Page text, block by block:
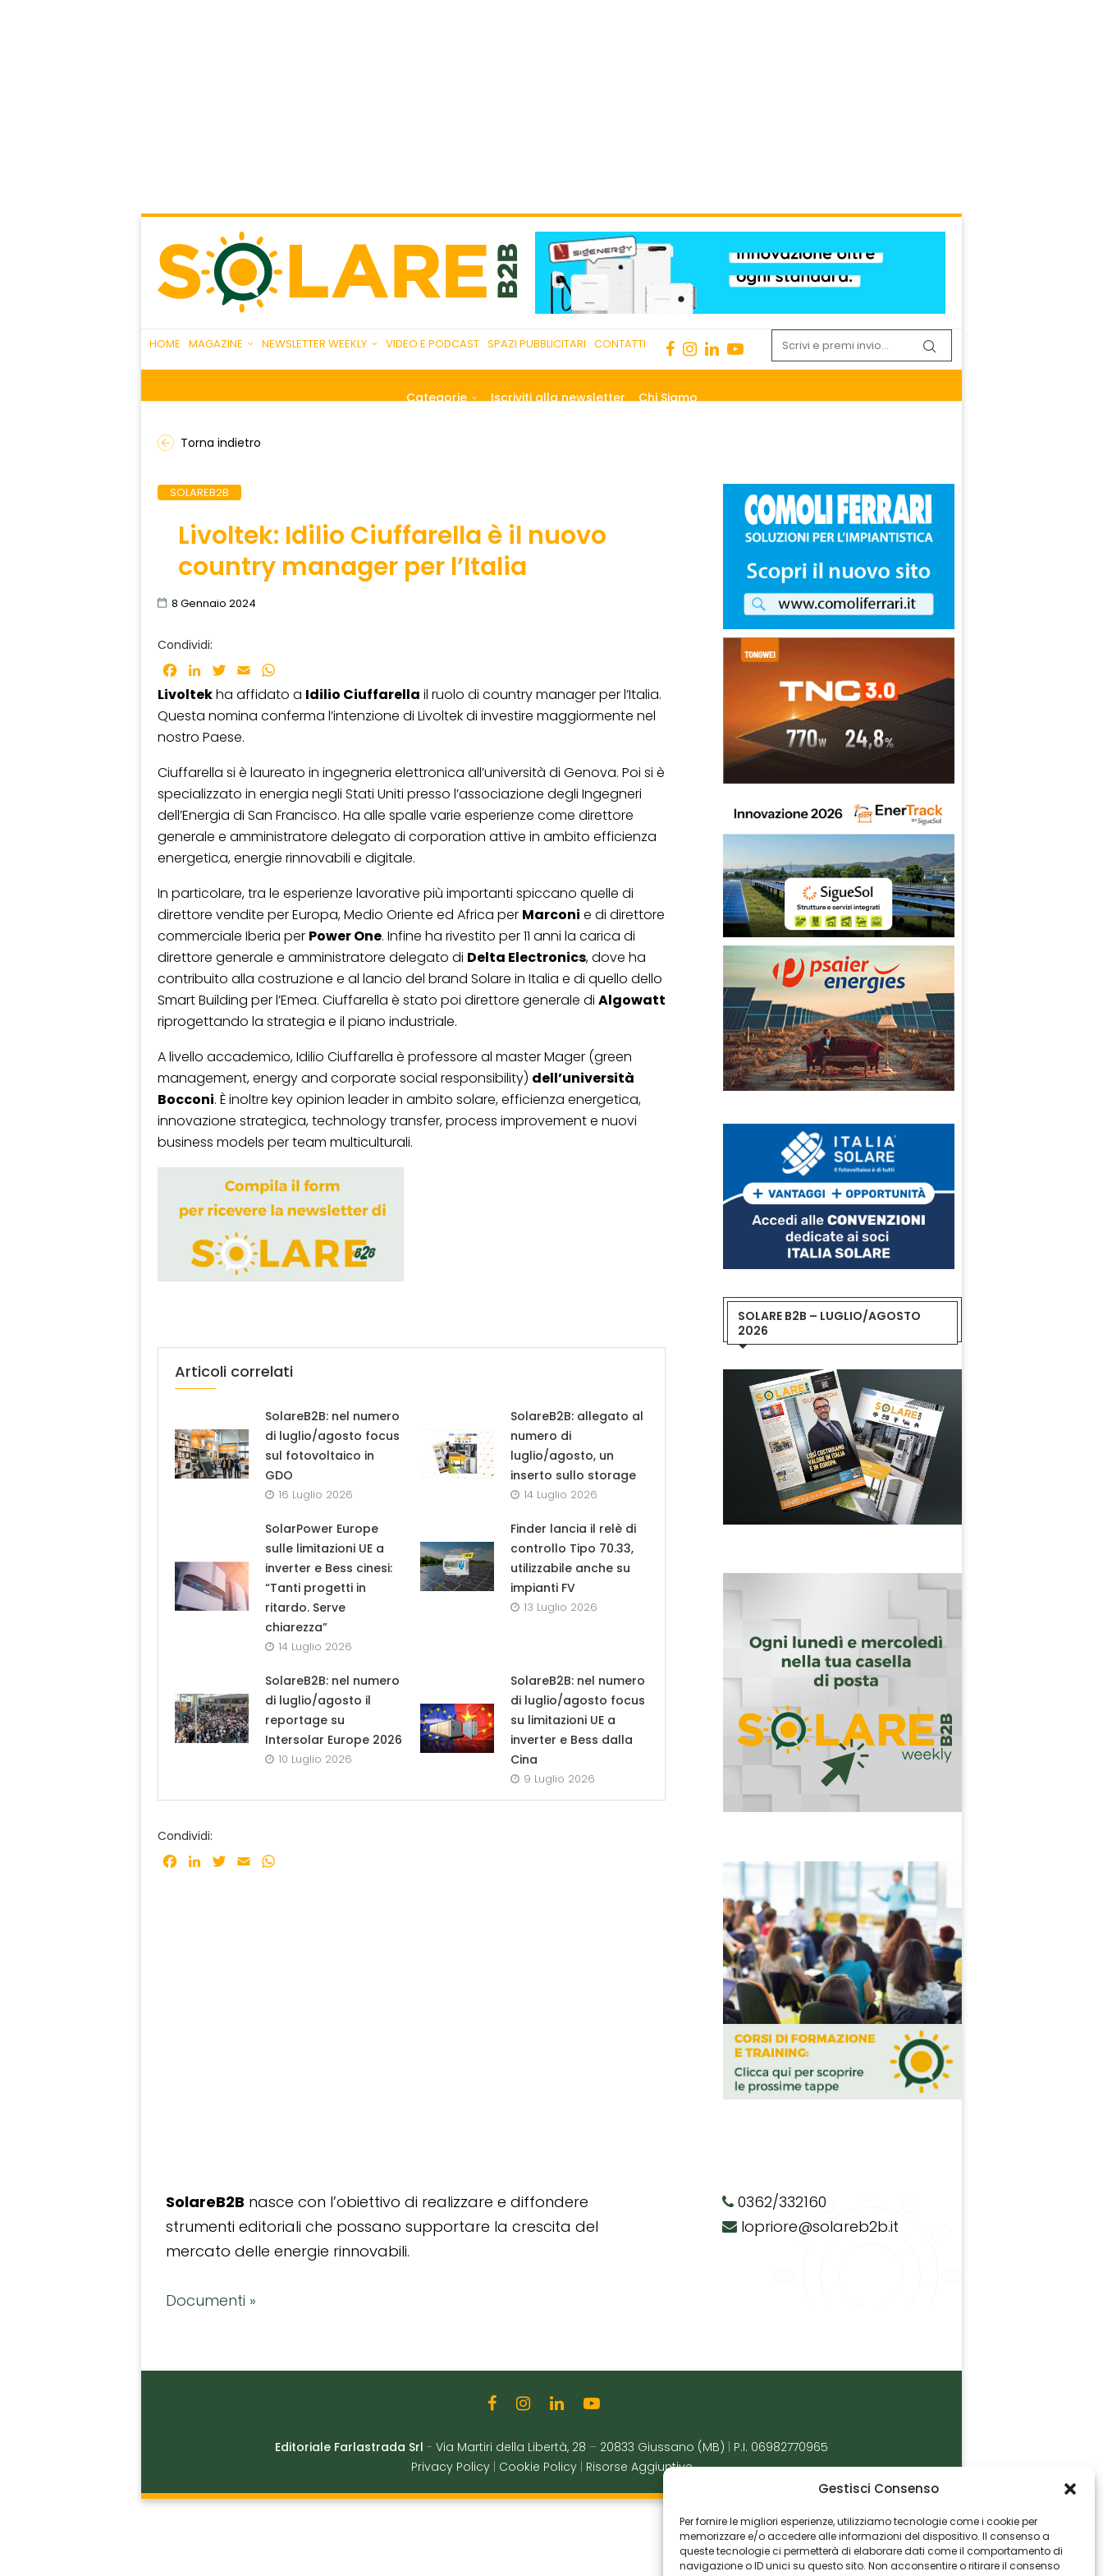
Gestisci Consenso
Per fornire le migliori esperienze, utilizziamo tecnologie come i cookie per
memorizzare e/o accedere alle informazioni del dispositivo. Il consenso a
queste tecnologie ci permetterà di elaborare dati come il comportamento di
navigazione o ID unici su questo sito. Non acconsentire o ritirare il consenso
HOME MAGAZINE NEWSLETTER WEEKLY VIDEO E PODCAST SPAZI PUBBLICITARI CONTATTI
Categorie Iscriviti alla newsletter Chi Siamo
Torna indietro
SOLAREB2B
Livoltek: Idilio Ciuffarella è il nuovo
country manager per l’Italia
8 Gennaio 2024
Condividi:
Facebook
LinkedInTwitter
Email
Livoltekha affidato a Idilio Ciuffarella il ruolo di country manager per l’Italia.
Questa nomina conferma l’intenzione di Livoltek di investire maggiormente nel
nostro Paese.
Ciuffarella si è laureato in ingegneria elettronica all’università di Genova. Poi si è
specializzato in energia negli Stati Uniti presso l’associazione degli Ingegneri
dell’Energia di San Francisco. Ha alle spalle varie esperienze come direttore
generale e amministratore delegato di corporation attive in ambito efficienza
energetica, energie rinnovabili e digitale.
In particolare, tra le esperienze lavorative più importanti spiccano quelle di
direttore vendite per Europa, Medio Oriente ed Africa per Marconi e di direttore
commerciale Iberia per Power One. Infine ha rivestito per 11 anni la carica di
direttore generale e amministratore delegato di Delta Electronics, dove ha
contribuito alla costruzione e al lancio del brand Solare in Italia e di quello dello
Smart Building per l’Emea. Ciuffarella è stato poi direttore generale di Algowatt
riprogettando la strategia e il piano industriale.
A livello accademico, Idilio Ciuffarella è professore al master Mager (green
management, energy and corporate social responsibility) dell’università
Bocconi. È inoltre key opinion leader in ambito solare, efficienza energetica,
innovazione strategica, technology transfer, process improvement e nuovi
business models per team multiculturali.
Articoli correlati
SolareB2B: nel numero
di luglio/agosto focus
sul fotovoltaico in
GDO
16 Luglio 2026
SolareB2B: allegato al
numero di
luglio/agosto, un
inserto sullo storage
14 Luglio 2026
SolarPower Europe
sulle limitazioni UE a
inverter e Bess cinesi:
“Tanti progetti in
ritardo. Serve
chiarezza”
14 Luglio 2026
Finder lancia il relè di
controllo Tipo 70.33,
utilizzabile anche su
impianti FV
13 Luglio 2026
SolareB2B: nel numero
di luglio/agosto il
reportage su
Intersolar Europe 2026
10 Luglio 2026
SolareB2B: nel numero
di luglio/agosto focus
su limitazioni UE a
inverter e Bess dalla
Cina
9 Luglio 2026
Condividi:
Facebook
LinkedInTwitter
Email
SOLARE B2B – LUGLIO/AGOSTO
2026
SolareB2B nasce con l’obiettivo di realizzare e diffondere
strumenti editoriali che possano supportare la crescita del
mercato delle energie rinnovabili.
Documenti »
0362/332160
lopriore@solareb2b.it
Editoriale Farlastrada Srl - Via Martiri della Libertà, 28 – 20833 Giussano (MB)
P.I. 06982770965
Privacy Policy
Cookie Policy Risorse Aggiuntive